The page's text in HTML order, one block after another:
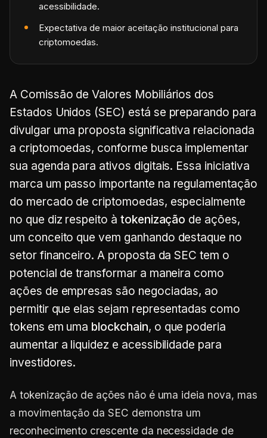
acessibilidade.
Expectativa de maior aceitação institucional para
criptomoedas.
A Comissão de Valores Mobiliários dos
Estados Unidos (SEC) está se preparando para
divulgar uma proposta significativa relacionada
a criptomoedas, conforme busca implementar
sua agenda para ativos digitais. Essa iniciativa
marca um passo importante na regulamentação
do mercado de criptomoedas, especialmente
no que diz respeito à tokenização de ações,
um conceito que vem ganhando destaque no
setor financeiro. A proposta da SEC tem o
potencial de transformar a maneira como
ações de empresas são negociadas, ao
permitir que elas sejam representadas como
tokens em uma blockchain, o que poderia
aumentar a liquidez e acessibilidade para
investidores.
A tokenização de ações não é uma ideia nova, mas
a movimentação da SEC demonstra um
reconhecimento crescente da necessidade de